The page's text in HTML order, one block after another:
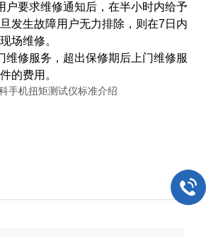
户要求维修通知后，在半小时内给予
发生故障用户无力排除，则在7日内
场维修。
维修服务，超出保修期后上门维修服
的费用。